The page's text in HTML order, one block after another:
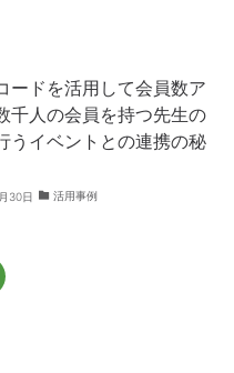
ードを活用して会員数ア
千人の会員を持つ先生の
うイベントとの連携の秘
30日 活用事例